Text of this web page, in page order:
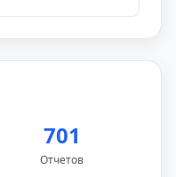
701
Отчетов